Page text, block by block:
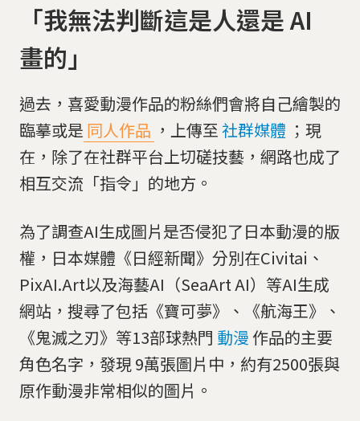
「我無法判斷這是人還是 AI
畫的」
過去，喜愛動漫作品的粉絲們會將自己繪製的
臨摹或是 同人作品 ，上傳至 社群媒體 ；現
在，除了在社群平台上切磋技藝，網路也成了
相互交流「指令」的地方。
為了調查AI生成圖片是否侵犯了日本動漫的版
權，日本媒體《日經新聞》分別在Civitai、
PixAI.Art以及海藝AI（SeaArt AI）等AI生成
網站，搜尋了包括《寶可夢》、《航海王》、
《鬼滅之刃》等13部球熱門 動漫 作品的主要
角色名字，發現 9萬張圖片中，約有2500張與
原作動漫非常相似的圖片。